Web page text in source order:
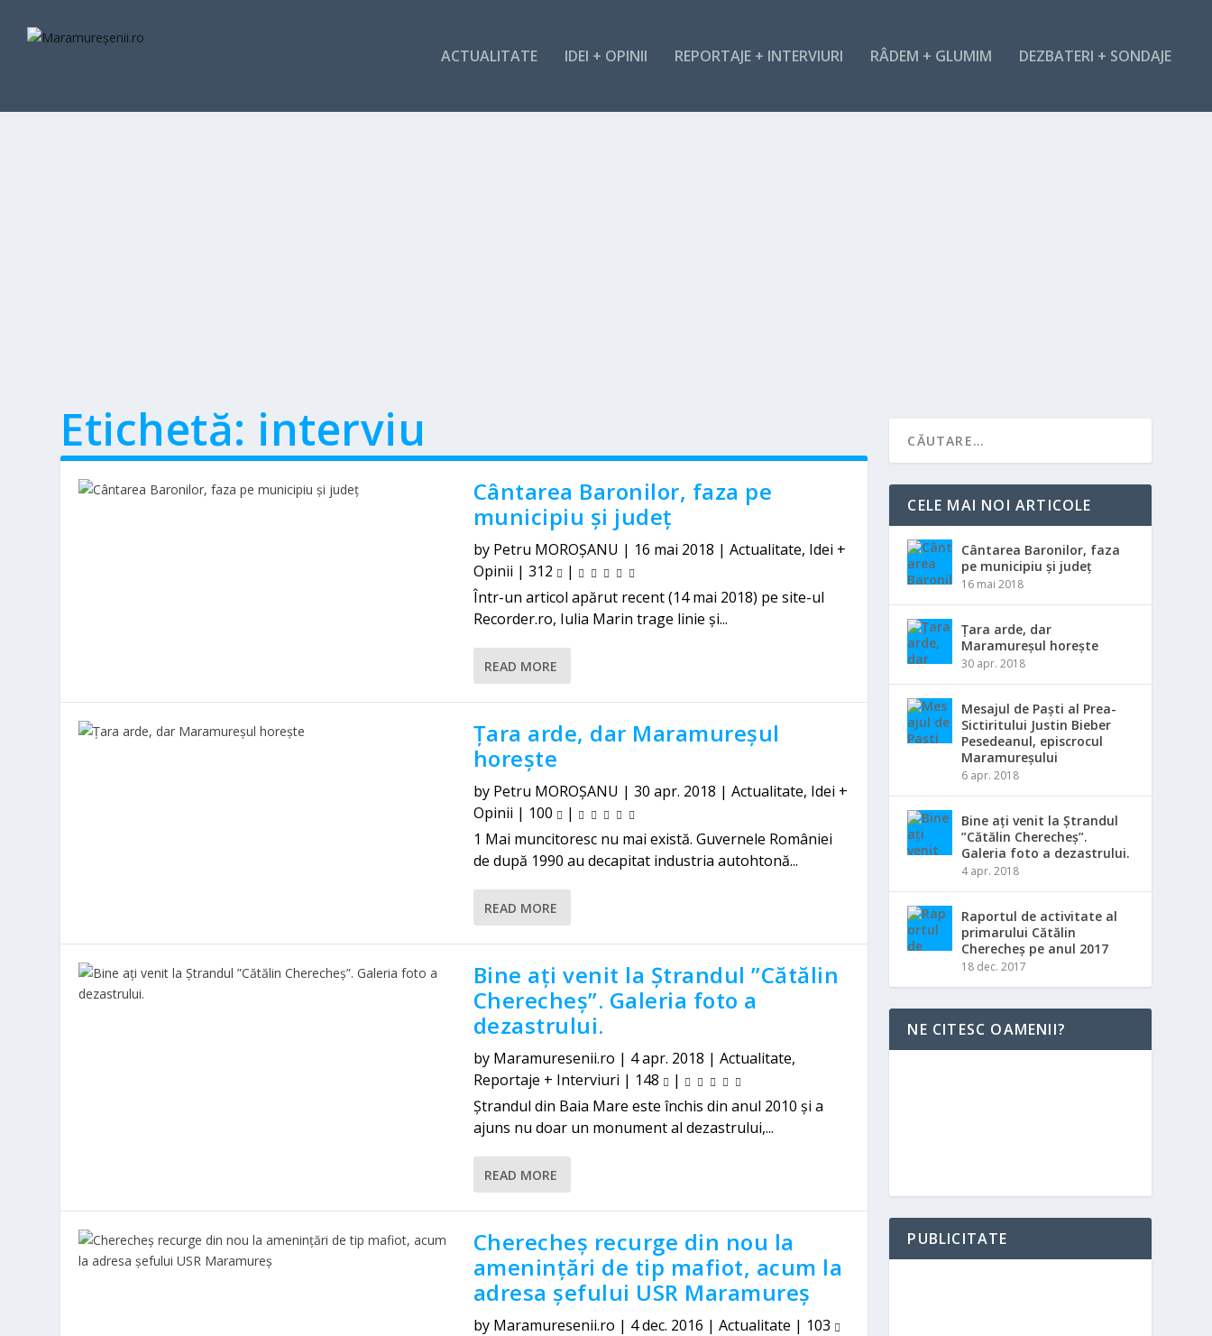
ACTUALITATE IDEI + OPINII REPORTAJE + INTERVIURI RÂDEM + GLUMIM DEZBATERI + SONDAJE
Etichetă: interviu
Cântarea Baronilor, faza pe
municipiu și județ
by Petru MOROȘANU | 16 mai 2018 | Actualitate, Idei +
Opinii | 312
|
Într-un articol apărut recent (14 mai 2018) pe site-ul
Recorder.ro, Iulia Marin trage linie și...
READ MORE
Țara arde, dar Maramureșul
horește
by Petru MOROȘANU | 30 apr. 2018 | Actualitate, Idei +
Opinii | 100
|
1 Mai muncitoresc nu mai există. Guvernele României
de după 1990 au decapitat industria autohtonă...
READ MORE
Bine ați venit la Ștrandul ”Cătălin
Cherecheș”. Galeria foto a
dezastrului.
by Maramuresenii.ro | 4 apr. 2018 | Actualitate,
Reportaje + Interviuri | 148
|
Ștrandul din Baia Mare este închis din anul 2010 și a
ajuns nu doar un monument al dezastrului,...
READ MORE
Cherecheș recurge din nou la
amenințări de tip mafiot, acum la
adresa șefului USR Maramureș
by Maramuresenii.ro | 4 dec. 2016 | Actualitate | 103
CELE MAI NOI ARTICOLE
Cântarea Baronilor, faza
pe municipiu și județ
16 mai 2018
Țara arde, dar
Maramureșul horește
30 apr. 2018
Mesajul de Paști al Prea-
Sictiritului Justin Bieber
Pesedeanul, episcrocul
Maramureșului
6 apr. 2018
Bine ați venit la Ștrandul
”Cătălin Cherecheș”.
Galeria foto a dezastrului.
4 apr. 2018
Raportul de activitate al
primarului Cătălin
Cherecheș pe anul 2017
18 dec. 2017
NE CITESC OAMENII?
PUBLICITATE